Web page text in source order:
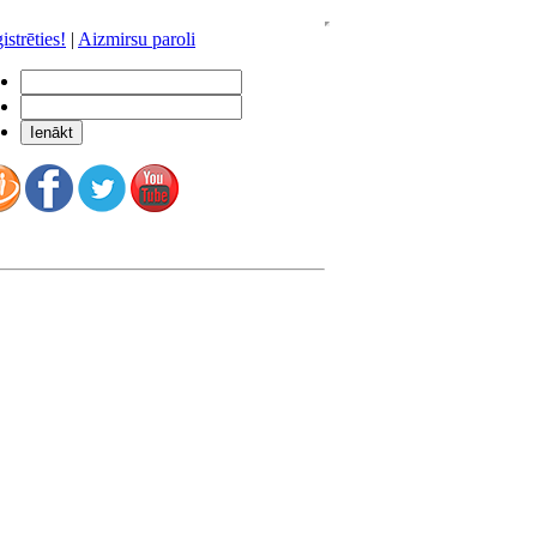
| Aizmirsu paroli